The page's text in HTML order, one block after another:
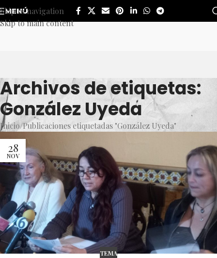
Skip to navigation
Skip to main content
MENÚ
Archivos de etiquetas:
González Uyeda
Inicio Publicaciones etiquetadas "González Uyeda"
28
NOV
TEMA